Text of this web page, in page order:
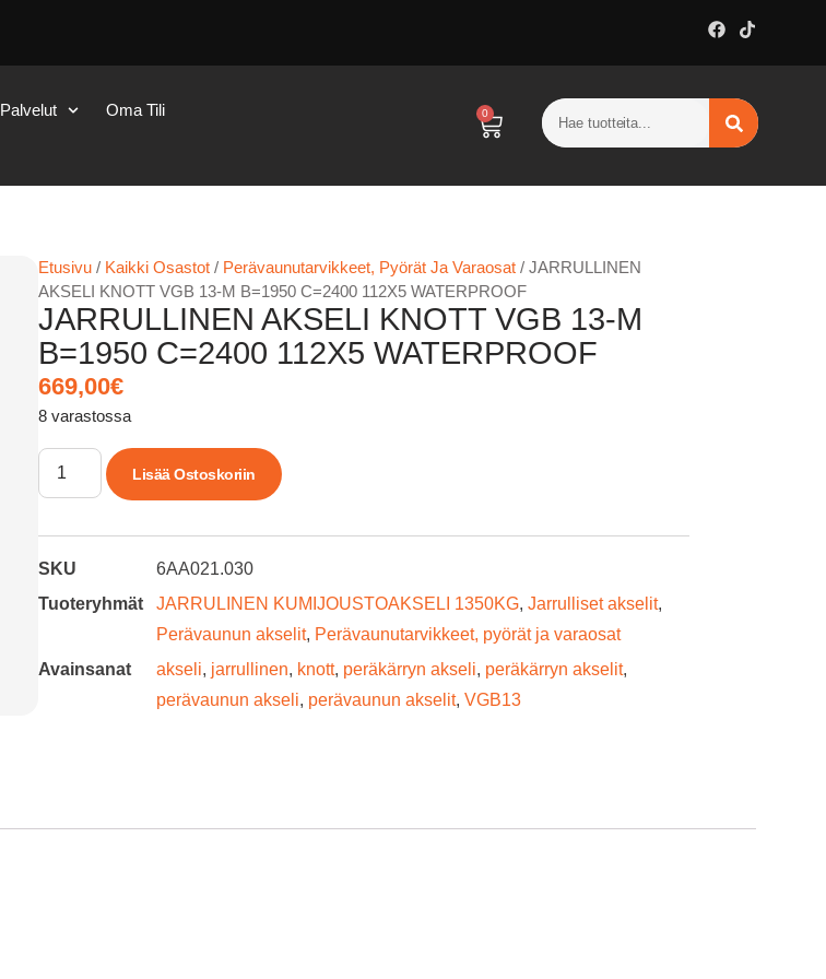
Palvelut Oma Tili 0
Etusivu / Kaikki Osastot / Perävaunutarvikkeet, Pyörät Ja Varaosat / JARRULLINEN
AKSELI KNOTT VGB 13-M B=1950 C=2400 112X5 WATERPROOF
JARRULLINEN AKSELI KNOTT VGB 13-M
B=1950 C=2400 112X5 WATERPROOF
669,00€
8 varastossa
Lisää Ostoskoriin
SKU
6AA021.030
Tuoteryhmät
JARRULINEN KUMIJOUSTOAKSELI 1350KG,Jarrulliset akselit,
Perävaunun akselit, Perävaunutarvikkeet, pyörät ja varaosat
Avainsanat
akseli, jarrullinen, knott, peräkärryn akseli, peräkärryn akselit,
perävaunun akseli, perävaunun akselit,VGB13